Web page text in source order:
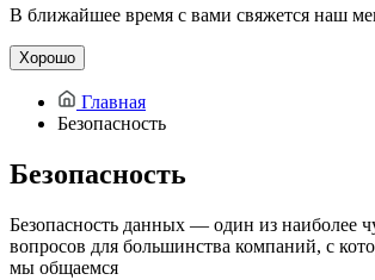
В ближайшее время с вами свяжется наш
Хорошо
Главная
Безопасность
Безопасность
Безопасность данных — один из наиболее
вопросов для большинства компаний, с
мы общаемся